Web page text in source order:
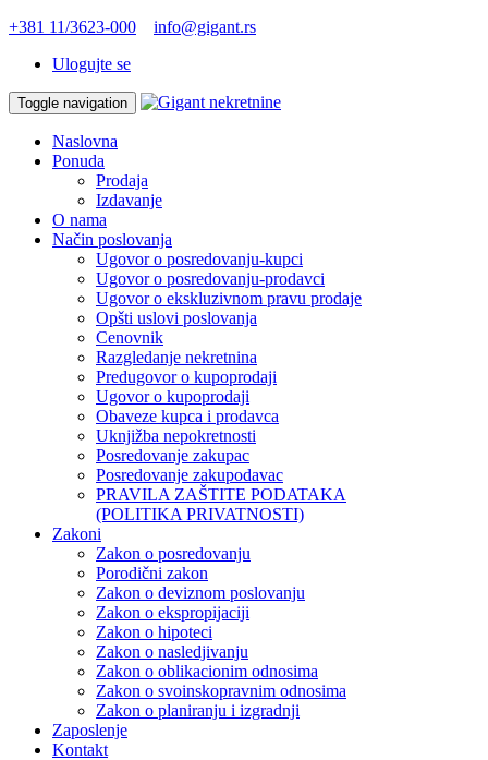
+381 11/3623-000
info@gigant.rs
Ulogujte se
Toggle navigation
Naslovna
Ponuda
Prodaja
Izdavanje
O nama
Način poslovanja
Ugovor o posredovanju-kupci
Ugovor o posredovanju-prodavci
Ugovor o ekskluzivnom pravu prodaje
Opšti uslovi poslovanja
Cenovnik
Razgledanje nekretnina
Predugovor o kupoprodaji
Ugovor o kupoprodaji
Obaveze kupca i prodavca
Uknjižba nepokretnosti
Posredovanje zakupac
Posredovanje zakupodavac
PRAVILA ZAŠTITE PODATAKA
(POLITIKA PRIVATNOSTI)
Zakoni
Zakon o posredovanju
Porodični zakon
Zakon o deviznom poslovanju
Zakon o ekspropijaciji
Zakon o hipoteci
Zakon o nasledjivanju
Zakon o oblikacionim odnosima
Zakon o svoinskopravnim odnosima
Zakon o planiranju i izgradnji
Zaposlenje
Kontakt